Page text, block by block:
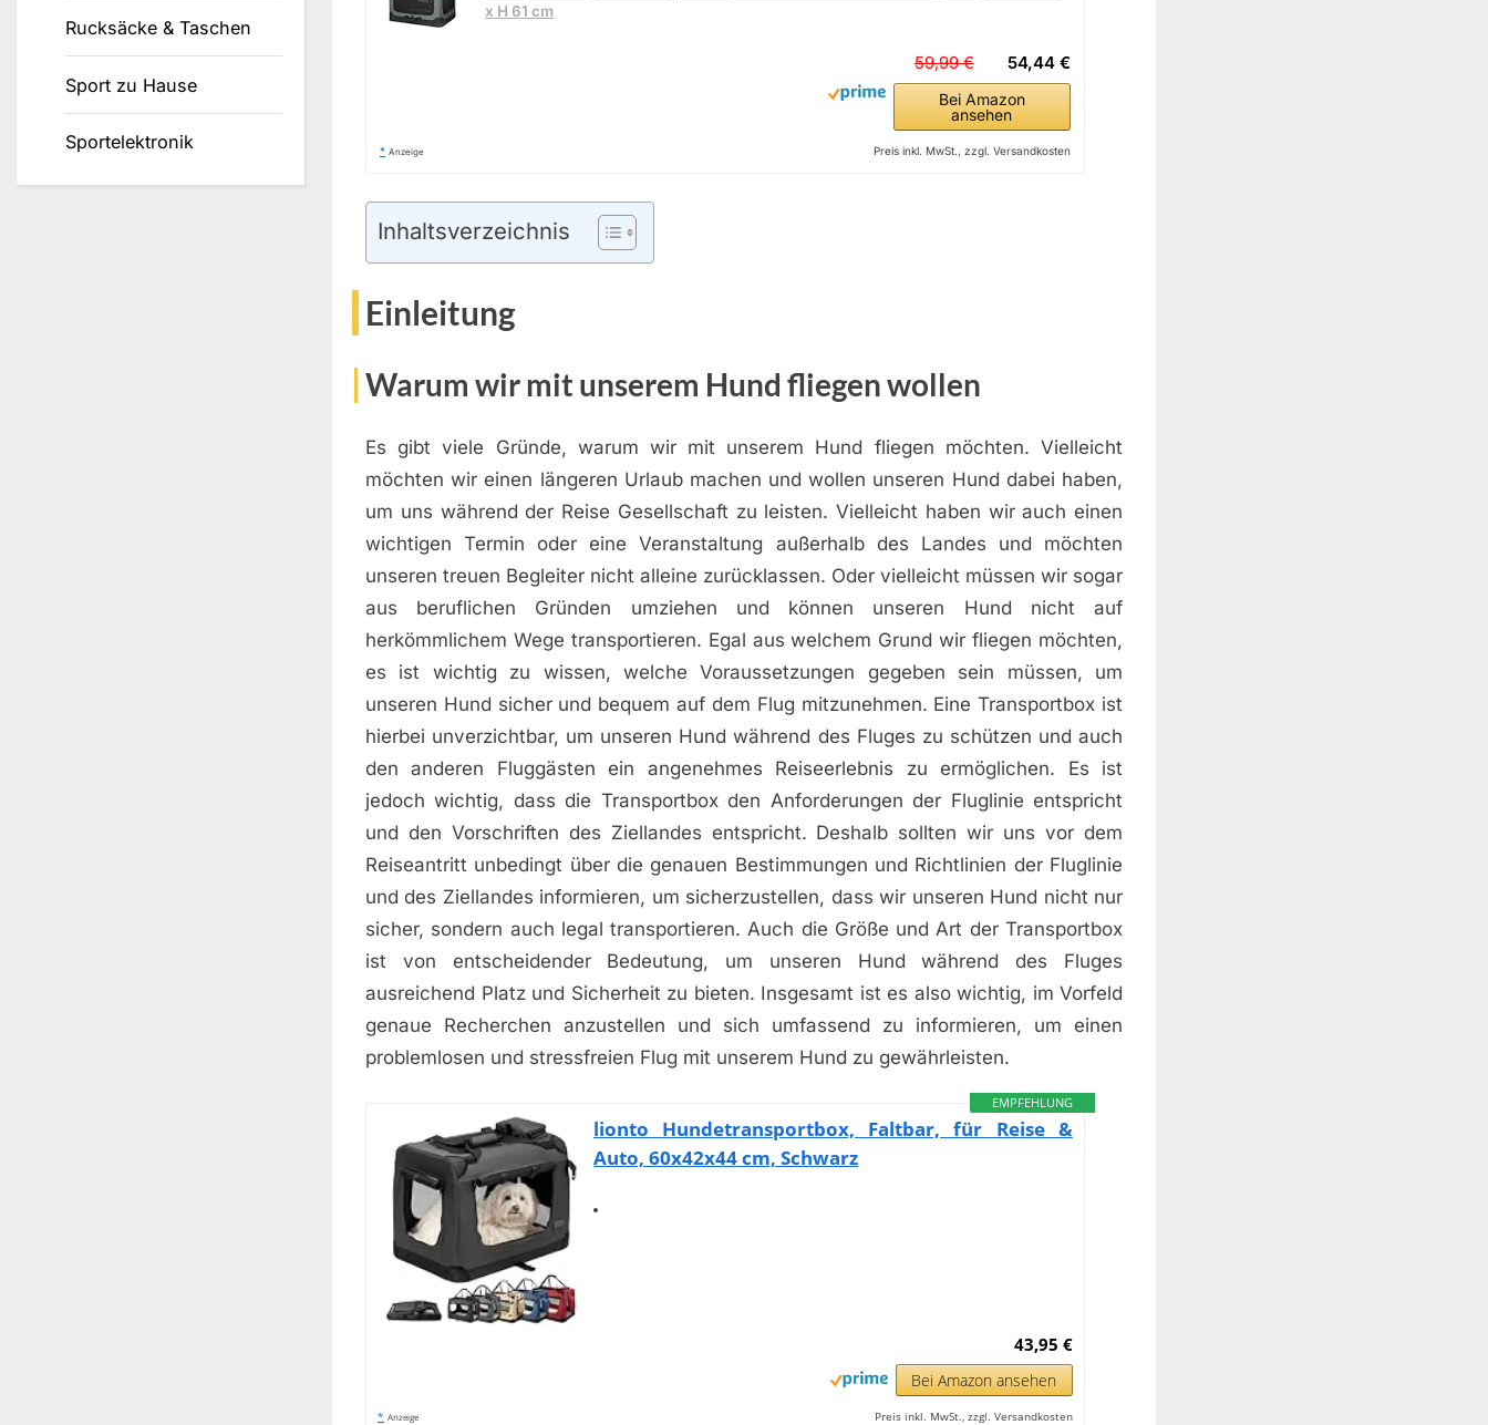
x H 61 cm
54,44 €
59,99 €
Bei Amazon
ansehen
* Anzeige Preis inkl. MwSt., zzgl. Versandkosten
Inhaltsverzeichnis
Einleitung
Warum wir mit unserem Hund fliegen wollen
Es gibt viele Gründe, warum wir mit unserem Hund fliegen möchten. Vielleicht
möchten wir einen längeren Urlaub machen und wollen unseren Hund dabei haben,
um uns während der Reise Gesellschaft zu leisten. Vielleicht haben wir auch einen
wichtigen Termin oder eine Veranstaltung außerhalb des Landes und möchten
unseren treuen Begleiter nicht alleine zurücklassen. Oder vielleicht müssen wir sogar
aus beruflichen Gründen umziehen und können unseren Hund nicht auf
herkömmlichem Wege transportieren. Egal aus welchem Grund wir fliegen möchten,
es ist wichtig zu wissen, welche Voraussetzungen gegeben sein müssen, um
unseren Hund sicher und bequem auf dem Flug mitzunehmen. Eine Transportbox ist
hierbei unverzichtbar, um unseren Hund während des Fluges zu schützen und auch
den anderen Fluggästen ein angenehmes Reiseerlebnis zu ermöglichen. Es ist
jedoch wichtig, dass die Transportbox den Anforderungen der Fluglinie entspricht
und den Vorschriften des Ziellandes entspricht. Deshalb sollten wir uns vor dem
Reiseantritt unbedingt über die genauen Bestimmungen und Richtlinien der Fluglinie
und des Ziellandes informieren, um sicherzustellen, dass wir unseren Hund nicht nur
sicher, sondern auch legal transportieren. Auch die Größe und Art der Transportbox
ist von entscheidender Bedeutung, um unseren Hund während des Fluges
ausreichend Platz und Sicherheit zu bieten. Insgesamt ist es also wichtig, im Vorfeld
genaue Recherchen anzustellen und sich umfassend zu informieren, um einen
problemlosen und stressfreien Flug mit unserem Hund zu gewährleisten.
EMPFEHLUNG
lionto Hundetransportbox, Faltbar, für Reise &
Auto, 60x42x44 cm, Schwarz
43,95 €
Bei Amazon ansehen
* Anzeige Preis inkl. MwSt., zzgl. Versandkosten
Rucksäcke & Taschen
Sport zu Hause
Sportelektronik